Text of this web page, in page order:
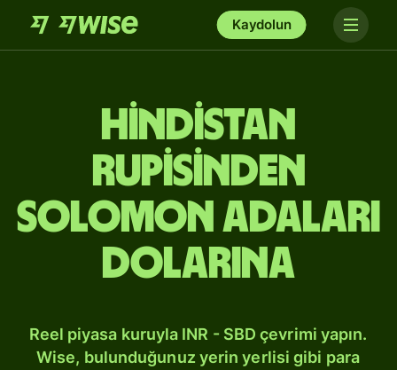
Kaydolun
Hindistan
rupisinden
Solomon Adaları
dolarına
Reel piyasa kuruyla INR - SBD çevrimi yapın.
Wise, bulunduğunuz yerin yerlisi gibi para